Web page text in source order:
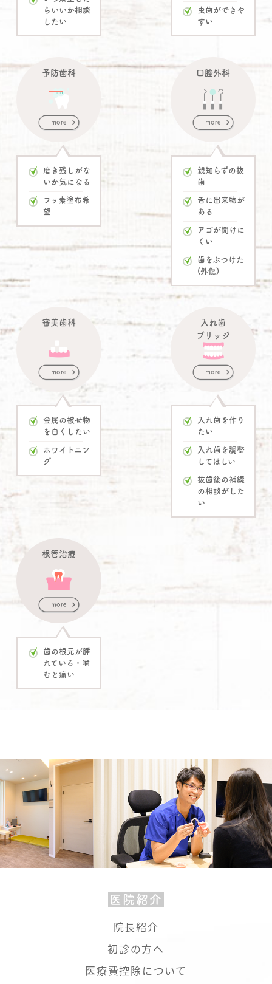
ら いいか相談
したい
虫歯ができや
すい
予防歯科
磨き残しがな
いか気になる
フッ素塗布希
望
口腔外科
親知らずの抜
歯
舌に出来物が
ある
アゴが開けに
くい
歯をぶつけた
(外傷)
審美歯科
金属の被せ物
を白くしたい
ホワイトニン
グ
入れ歯
ブリッジ
入れ歯を作り
たい
入れ歯を調整
して ほしい
抜歯後の補綴
の相談がした
い
根管治療
歯の根元が腫
れている・噛
むと痛い
医院紹介
院長紹介
初診の方へ
医療費控除について